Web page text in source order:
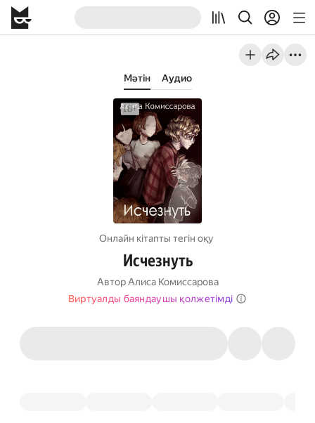
Мәтін Аудио
Онлайн кітапты тегін оқу
Исчезнуть
Автор Алиса Комиссарова
Виртуалды баяндаушы қолжетімді